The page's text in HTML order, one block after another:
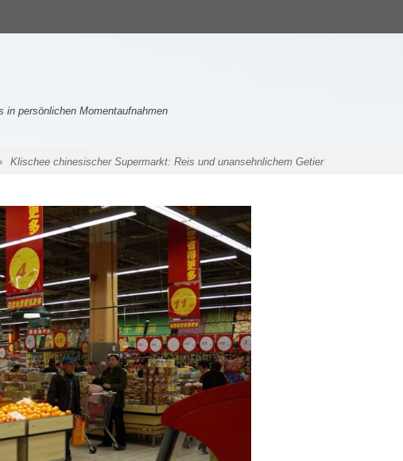
in persönlichen Momentaufnahmen
Klischee chinesischer Supermarkt: Reis und unansehnlichem Getier